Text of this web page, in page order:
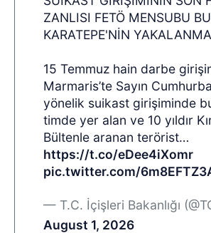
ZANLISI FETÖ MENSUBU
KARATEPE'NİN YAKALANMA
15 Temmuz hain darbe
Marmaris’te Sayın
yönelik suikast girişiminde
timde yer alan ve 10 yıldır
Bültenle aranan terörist…
https://t.co/eDee4iXomr
pic.twitter.com/
— T.C. İçişleri Bakanlığı
August 1, 2026